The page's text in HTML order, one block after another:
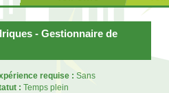
- Gestionnaire de
requise : Sans
: Temps plein